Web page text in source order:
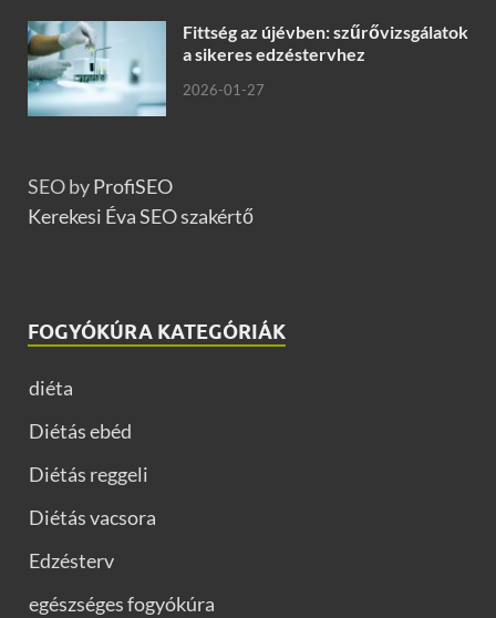
Fittség az újévben: szűrővizsgálatok
a sikeres edzéstervhez
2026-01-27
SEO byProfiSEO
Kerekesi Éva SEO szakértő
FOGYÓKÚRA KATEGÓRIÁK
diéta
Diétás ebéd
Diétás reggeli
Diétás vacsora
Edzésterv
egészséges fogyókúra